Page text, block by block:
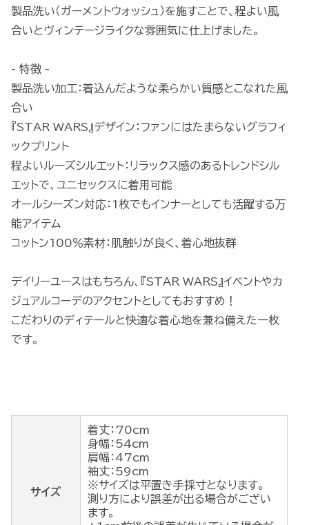
製品洗い（ガーメントウォッシュ）を施すことで、程よい風
合いとヴィンテージライクな雰囲気に仕上げました。
- 特徴 -
製品洗い加工：着込んだような柔らかい質感とこなれた風
合い
『STAR WARS』デザイン：ファンにはたまらないグラフィ
ックプリント
程よいルーズシルエット：リラックス感のあるトレンドシル
エットで、ユニセックスに着用可能
オールシーズン対応：1枚でもインナーとしても活躍する万
能アイテム
コットン100％素材：肌触りが良く、着心地抜群
デイリーユースはもちろん、『STAR WARS』イベントやカ
ジュアルコーデのアクセントとしてもおすすめ！
こだわりのディテールと快適な着心地を兼ね備えた一枚
です。
サイズ
着丈：70cm
身幅：54cm
肩幅：47cm
袖丈：59cm
※サイズは平置き手採寸となります。
測り方により誤差が出る場合がござい
ます。